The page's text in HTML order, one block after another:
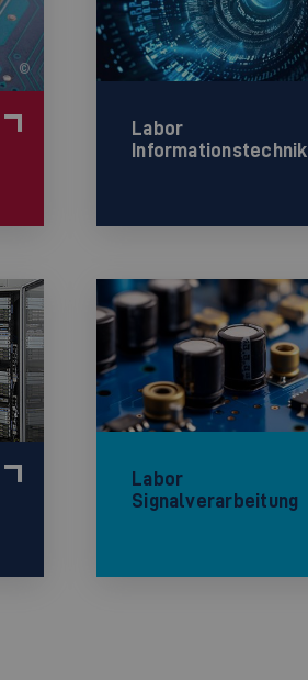
©
Labor
Informationstechnik
Labor
Signalverarbeitung